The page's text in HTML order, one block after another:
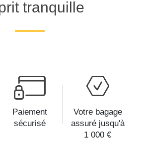
tranquille
Paiement
sécurisé
Votre bagage
assuré jusqu'à
1 000 €